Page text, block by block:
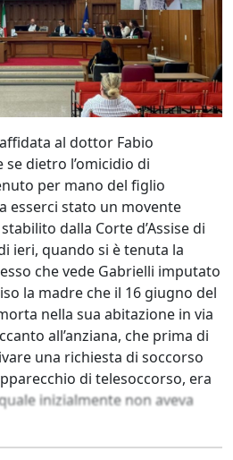
al dottor Fabio
dietro l’omicidio di
per mano del figlio
esserci stato un movente
dalla Corte d’Assise di
ieri, quando si è tenuta la
che vede Gabrielli imputato
la madre che il 16 giugno del
nella sua abitazione in via
all’anziana, che prima di
una richiesta di soccorso
di telesoccorso, era
inizialmente non aveva